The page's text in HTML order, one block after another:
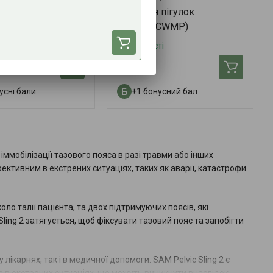
бали
Бокс для пігулок
(Пілпак/CWMP)
В наявності
+1 бонусний бал
тазового пояса в разі травми або інших
в екстрених ситуаціях, таких як аварії, катастрофи
талії пацієнта, та двох підтримуючих поясів, які
2 затягується, щоб фіксувати тазовий пояс та запобігти
так і в медичної допомоги. SAM Pelvic Sling 2 є